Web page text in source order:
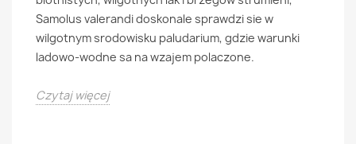
Samolus valerandi doskonale sprawdzi sie w
wilgotnym srodowisku paludarium, gdzie warunki
ladowo-wodne sa na wzajem polaczone.
Czytaj więcej